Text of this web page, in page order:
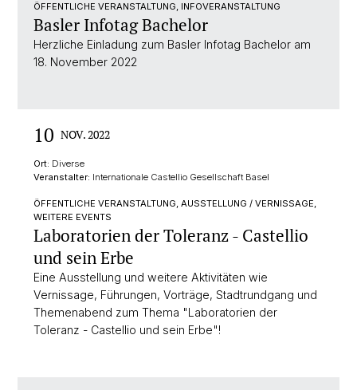
ÖFFENTLICHE VERANSTALTUNG, INFOVERANSTALTUNG
Basler Infotag Bachelor
Herzliche Einladung zum Basler Infotag Bachelor am
18. November 2022
10 NOV. 2022
Ort: Diverse
Veranstalter: Internationale Castellio Gesellschaft Basel
ÖFFENTLICHE VERANSTALTUNG, AUSSTELLUNG / VERNISSAGE,
WEITERE EVENTS
Laboratorien der Toleranz - Castellio
und sein Erbe
Eine Ausstellung und weitere Aktivitäten wie
Vernissage, Führungen, Vorträge, Stadtrundgang und
Themenabend zum Thema "Laboratorien der
Toleranz - Castellio und sein Erbe"!